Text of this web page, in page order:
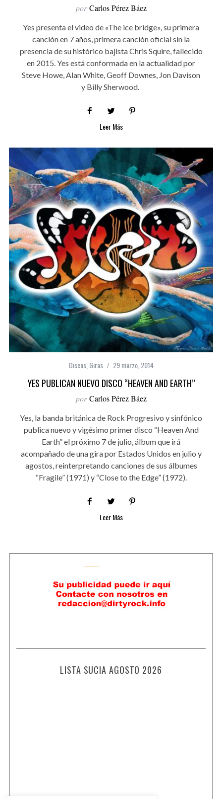
por Carlos Pérez Báez
Yes presenta el video de «The ice bridge», su primera
canción en 7 años, primera canción oficial sin la
presencia de su histórico bajista Chris Squire, fallecido
en 2015. Yes está conformada en la actualidad por
Steve Howe, Alan White, Geoff Downes, Jon Davison
y Billy Sherwood.
Leer Más
Discos, Giras 29 marzo, 2014
YES PUBLICAN NUEVO DISCO “HEAVEN AND EARTH”
por Carlos Pérez Báez
Yes, la banda británica de Rock Progresivo y sinfónico
publica nuevo y vigésimo primer disco “Heaven And
Earth” el próximo 7 de julio, álbum que irá
acompañado de una gira por Estados Unidos en julio y
agostos, reinterpretando canciones de sus álbumes
“Fragile” (1971) y “Close to the Edge” (1972).
Leer Más
LISTA SUCIA AGOSTO 2026